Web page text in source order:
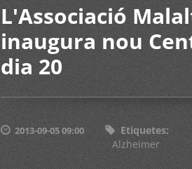
L'Associació
inaugura nou
dia 20
2013-09-05 09:00 Etiquetes:
Alzheimer